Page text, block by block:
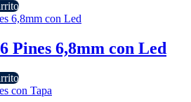
Pines 6,8mm con Led